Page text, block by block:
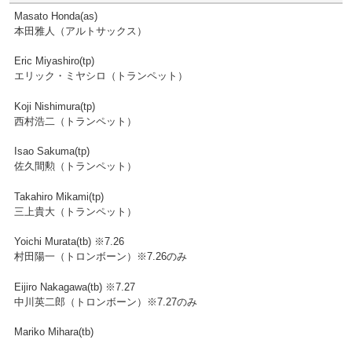
Masato Honda(as)
本田雅人（アルトサックス）
Eric Miyashiro(tp)
エリック・ミヤシロ（トランペット）
Koji Nishimura(tp)
西村浩二（トランペット）
Isao Sakuma(tp)
佐久間勲（トランペット）
Takahiro Mikami(tp)
三上貴大（トランペット）
Yoichi Murata(tb) ※7.26
村田陽一（トロンボーン）※7.26のみ
Eijiro Nakagawa(tb) ※7.27
中川英二郎（トロンボーン）※7.27のみ
Mariko Mihara(tb)